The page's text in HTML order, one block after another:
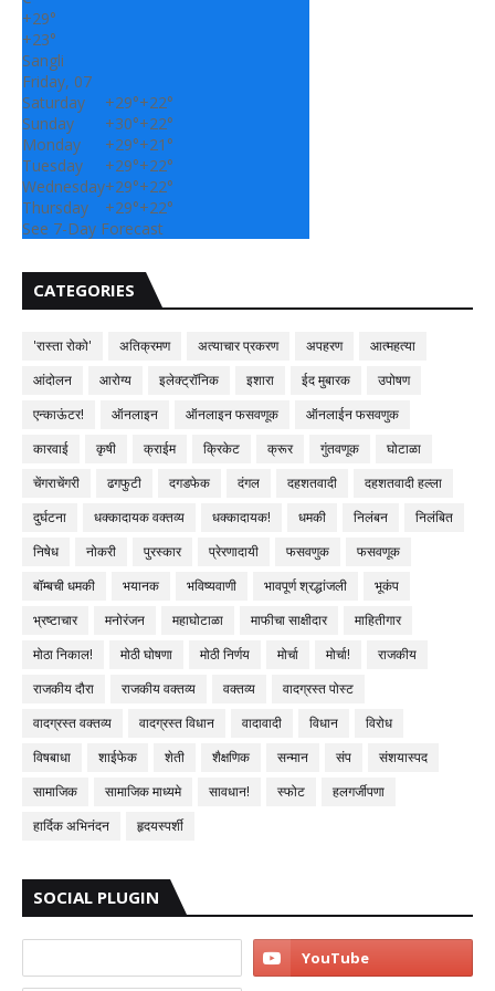
+29°
+23°
Sangli
Friday, 07
Saturday
+29°+22°
Sunday
+30°+22°
Monday
+29°+21°
Tuesday
+29°+22°
Wednesday+29°+22°
Thursday
+29°+22°
See 7-Day Forecast
CATEGORIES
'रास्ता रोको' अतिक्रमण अत्याचार प्रकरण अपहरण
आत्महत्या
आंदोलन
आरोग्य इलेक्ट्रॉनिक इशारा ईद मुबारक
उपोषण
एन्काऊंटर!
ऑनलाइन ऑनलाइन फसवणूक
ऑनलाईन फसवणुक
कारवाई
कृषी क्राईम क्रिकेट क्रूर गुंतवणूक
घोटाळा
चेंगराचेंगरी
ढगफुटी दगडफेक दंगल दहशतवादी
दहशतवादी हल्ला
दुर्घटना
धक्कादायक वक्तव्य धक्कादायक! धमकी निलंबन
निलंबित
निषेध
नोकरी पुरस्कार प्रेरणादायी फसवणुक
फसवणूक
बॉम्बची धमकी
भयानक भविष्यवाणी भावपूर्ण श्रद्धांजली
भूकंप
भ्रष्टाचार
मनोरंजन महाघोटाळा माफीचा साक्षीदार
माहितीगार
मोठा निकाल!
मोठी घोषणा मोठी निर्णय मोर्चा मोर्चा!
राजकीय
राजकीय दौरा
राजकीय वक्तव्य वक्तव्य
वादग्रस्त पोस्ट
वादग्रस्त वक्तव्य
वादग्रस्त विधान वादावादी विधान
विरोध
विषबाधा
शाईफेक शेती शैक्षणिक सन्मान संप
संशयास्पद
सामाजिक
सामाजिक माध्यमे सावधान! स्फोट
हलगर्जीपणा
हार्दिक अभिनंदन
हृदयस्पर्शी
SOCIAL PLUGIN